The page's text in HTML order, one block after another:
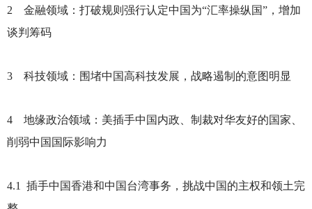
2 金融领域：打破规则强行认定中国为“汇率操纵国”，增加
谈判筹码
3 科技领域：围堵中国高科技发展，战略遏制的意图明显
4 地缘政治领域：美插手中国内政、制裁对华友好的国家、
削弱中国国际影响力
4.1 插手中国香港和中国台湾事务，挑战中国的主权和领土完